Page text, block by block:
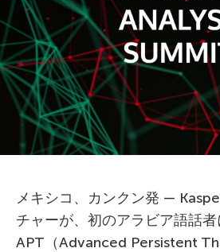
メキシコ、カンクン発 —
チャーが、初のアラビア語話者
APT（Advanced Persistent